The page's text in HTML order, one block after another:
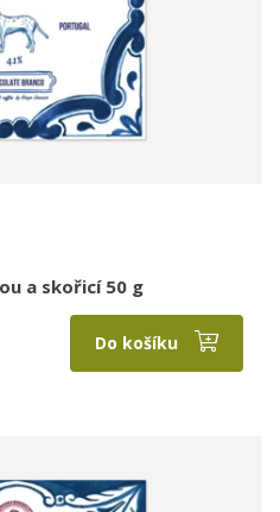
a skořicí 50 g
Do košíku